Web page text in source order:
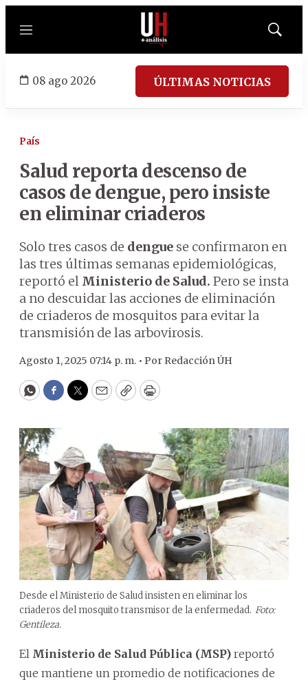
Menú
Mostrar
08 ago 2026 ÚLTIMAS NOTICIAS
País
Salud reporta descenso de
casos de dengue, pero insiste
en eliminar criaderos
Solo tres casos de dengue se confirmaron en
las tres últimas semanas epidemiológicas,
reportó el Ministerio de Salud. Pero se insta
a no descuidar las acciones de eliminación
de criaderos de mosquitos para evitar la
transmisión de las arbovirosis.
Agosto 1, 2025 07:14 p. m. • Por Redacción ÚH
WhatsApp
Facebook
Twitter
EmailCopyPrint
Desde el Ministerio de Salud insisten en eliminar los
criaderos del mosquito transmisor de la enfermedad. Foto:
Gentileza.
El Ministerio de Salud Pública (MSP) reportó
que mantiene un promedio de notificaciones de